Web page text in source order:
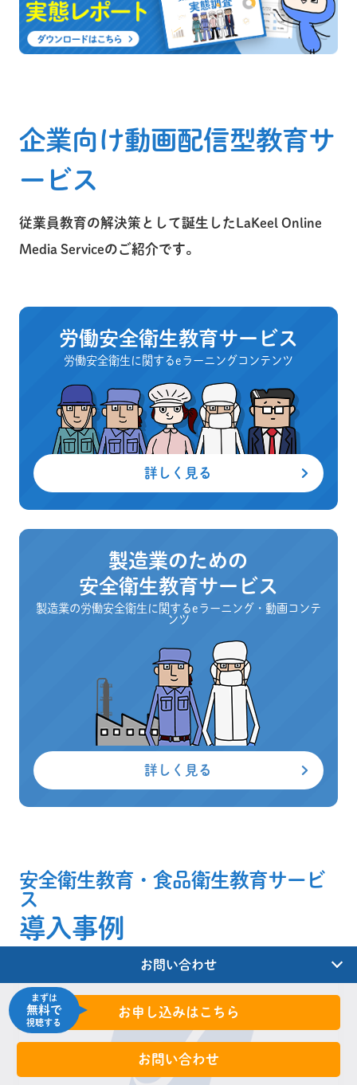
企業向け動画配信型教育サ
ービス
従業員教育の解決策として誕生したLaKeel Online
Media Serviceのご紹介です。
労働安全衛生教育サービス
労働安全衛生に関するeラーニングコンテンツ
詳しく見る
製造業のための
安全衛生教育サービス
製造業の労働安全衛生に関するeラーニング・動画コンテ
ンツ
詳しく見る
安全衛生教育・食品衛生教育サービ
ス
導入事例
お問い合わせ
まずは
無料で
視聴する
お申し込みはこちら
お問い合わせ